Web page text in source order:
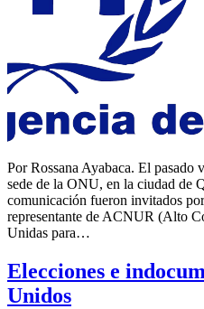
Por Rossana Ayabaca. El pasado
sede de la ONU, en la ciudad de
comunicación fueron invitados
representante de ACNUR (Alto
Unidas para…
Elecciones e
Unidos